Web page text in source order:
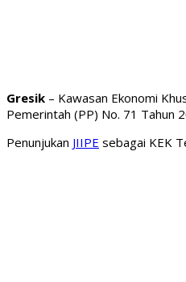
Gresik – Kawasan Ekonomi
Pemerintah (PP) No. 71 Tahun
Penunjukan JIIPE sebagai KEK